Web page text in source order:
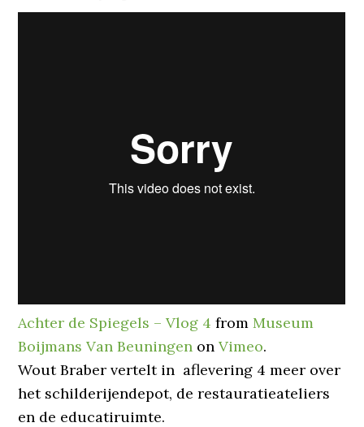
Achter de Spiegels – Vlog 4 fromMuseum
Boijmans Van Beuningen onVimeo.
Wout Braber vertelt in aflevering 4 meer over
het schilderijendepot, de restauratieateliers
en de educatiruimte.